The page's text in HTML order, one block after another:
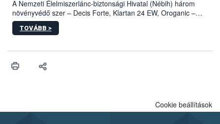
A Nemzeti Élelmiszerlánc-biztonsági Hivatal (Nébih) három
növényvédő szer – Decis Forte, Klartan 24 EW, Oroganic –
engedélyokiratát módosította, így azok a szüretet követően,
egészen a vesszőérettség (BBCH 91) stádiumáig
érésű szőlőkben is legyen lehetőség a károsító elleni további
felhasználók számára is elérhető és ökológiai termesztésben is
TOVÁBB >
Cookie beállítások